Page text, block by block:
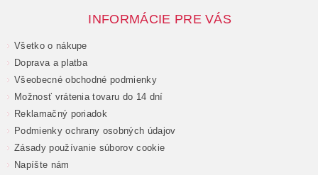
INFORMÁCIE PRE VÁS
Všetko o nákupe
Doprava a platba
Všeobecné obchodné podmienky
Možnosť vrátenia tovaru do 14 dní
Reklamačný poriadok
Podmienky ochrany osobných údajov
Zásady používanie súborov cookie
Napíšte nám